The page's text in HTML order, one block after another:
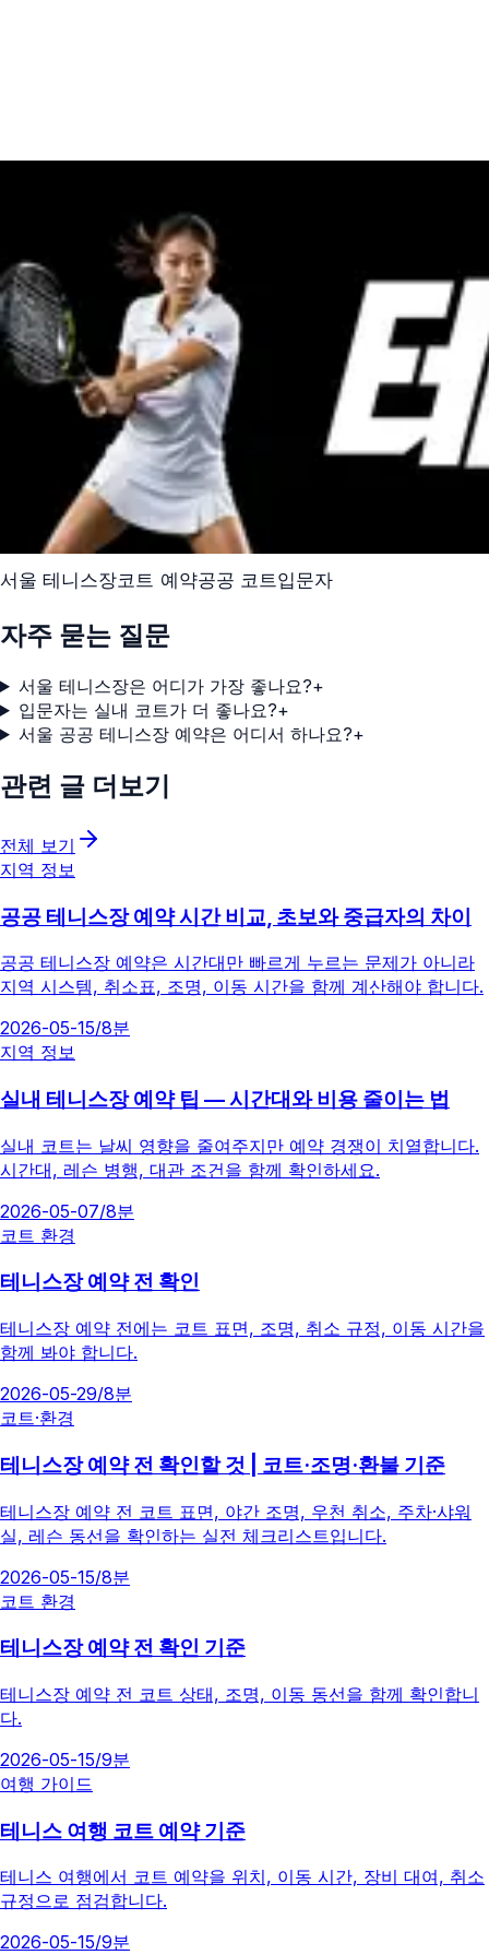
서울 테니스장코트 예약공공 코트입문자
자주 묻는 질문
서울 테니스장은 어디가 가장 좋나요?+
입문자는 실내 코트가 더 좋나요?+
서울 공공 테니스장 예약은 어디서 하나요?+
관련 글 더보기
전체 보기
지역 정보
공공 테니스장 예약 시간 비교, 초보와 중급자의 차이
공공 테니스장 예약은 시간대만 빠르게 누르는 문제가 아니라
지역 시스템, 취소표, 조명, 이동 시간을 함께 계산해야 합니다.
2026-05-15/8분
지역 정보
실내 테니스장 예약 팁 — 시간대와 비용 줄이는 법
실내 코트는 날씨 영향을 줄여주지만 예약 경쟁이 치열합니다.
시간대, 레슨 병행, 대관 조건을 함께 확인하세요.
2026-05-07/8분
코트 환경
테니스장 예약 전 확인
테니스장 예약 전에는 코트 표면, 조명, 취소 규정, 이동 시간을
함께 봐야 합니다.
2026-05-29/8분
코트·환경
테니스장 예약 전 확인할 것 | 코트·조명·환불 기준
테니스장 예약 전 코트 표면, 야간 조명, 우천 취소, 주차·샤워
실, 레슨 동선을 확인하는 실전 체크리스트입니다.
2026-05-15/8분
코트 환경
테니스장 예약 전 확인 기준
테니스장 예약 전 코트 상태, 조명, 이동 동선을 함께 확인합니
다.
2026-05-15/9분
여행 가이드
테니스 여행 코트 예약 기준
테니스 여행에서 코트 예약을 위치, 이동 시간, 장비 대여, 취소
규정으로 점검합니다.
2026-05-15/9분